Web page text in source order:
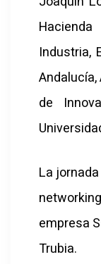
Industria,
de
La
empresa
Trubia.